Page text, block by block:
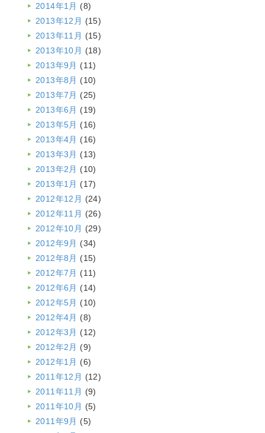
2014年1月 (8)
2013年12月 (15)
2013年11月 (15)
2013年10月 (18)
2013年9月 (11)
2013年8月 (10)
2013年7月 (25)
2013年6月 (19)
2013年5月 (16)
2013年4月 (16)
2013年3月 (13)
2013年2月 (10)
2013年1月 (17)
2012年12月 (24)
2012年11月 (26)
2012年10月 (29)
2012年9月 (34)
2012年8月 (15)
2012年7月 (11)
2012年6月 (14)
2012年5月 (10)
2012年4月 (8)
2012年3月 (12)
2012年2月 (9)
2012年1月 (6)
2011年12月 (12)
2011年11月 (9)
2011年10月 (5)
2011年9月 (5)